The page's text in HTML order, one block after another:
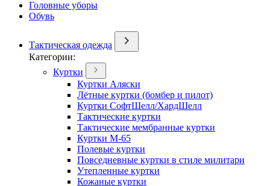
Головные уборы
Обувь
Тактическая одежда
Категории:
Куртки
Куртки Аляски
Лётные куртки (бомбер и пилот)
Куртки СофтШелл/ХардШелл
Тактические куртки
Тактические мембранные куртки
Куртки М-65
Полевые куртки
Повседневные куртки в стиле милитари
Утепленные куртки
Кожаные куртки